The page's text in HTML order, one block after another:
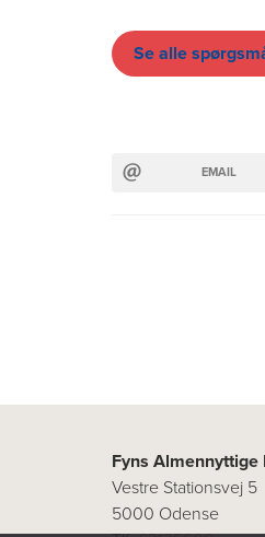
Se alle
EMAIL
Fyns
Vestre Stationsvej 5
5000 Odense